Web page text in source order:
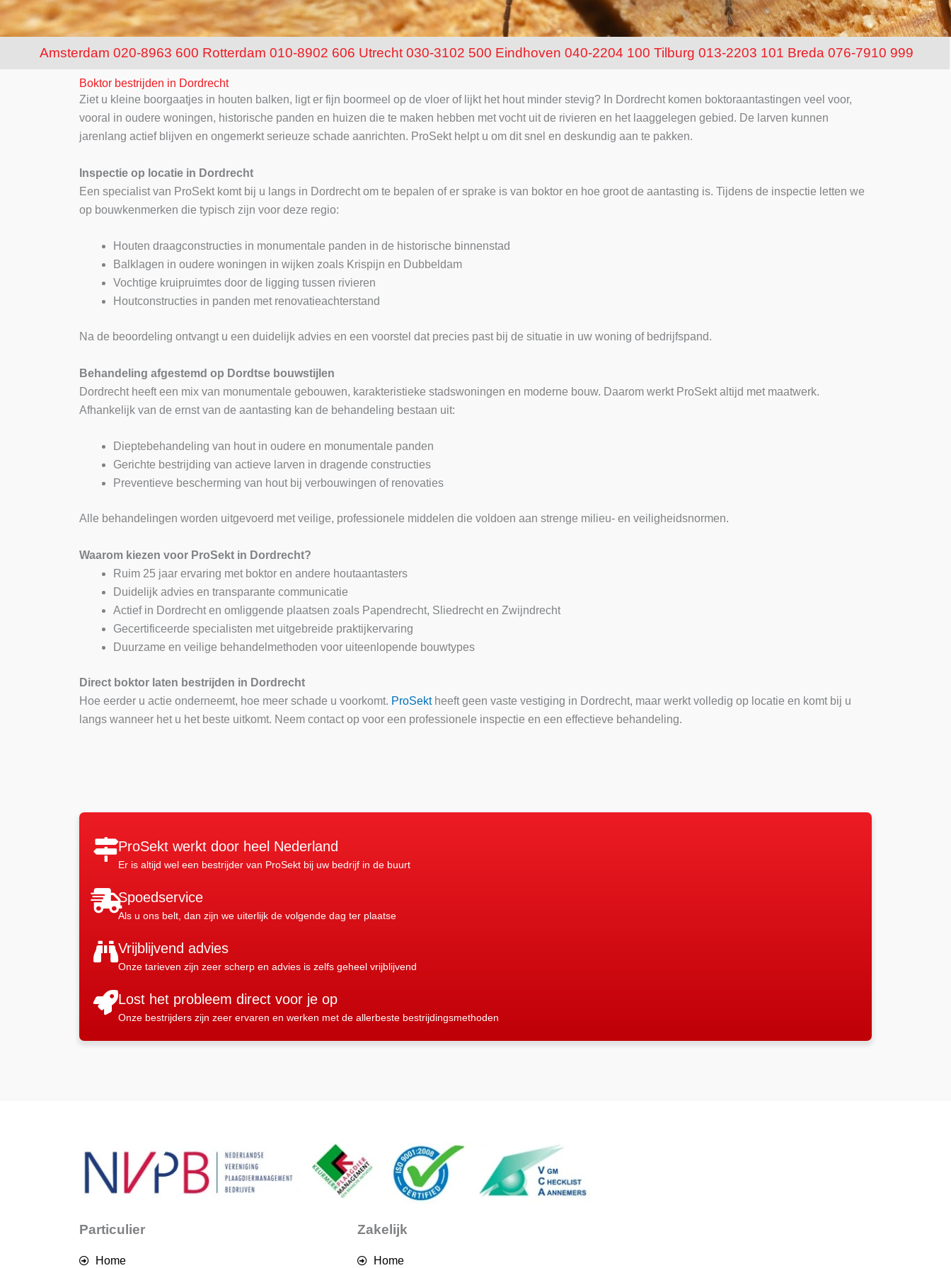
Amsterdam 020-8963 600 Rotterdam 010-8902 606 Utrecht 030-3102 500 Eindhoven 040-2204 100 Tilburg 013-2203 101 Breda 076-7910 999
Boktor bestrijden in Dordrecht
Ziet u kleine boorgaatjes in houten balken, ligt er fijn boormeel op de vloer of lijkt het hout minder stevig? In Dordrecht komen boktoraantastingen veel voor,
vooral in oudere woningen, historische panden en huizen die te maken hebben met vocht uit de rivieren en het laaggelegen gebied. De larven kunnen
jarenlang actief blijven en ongemerkt serieuze schade aanrichten. ProSekt helpt u om dit snel en deskundig aan te pakken.
Inspectie op locatie in Dordrecht
Een specialist van ProSekt komt bij u langs in Dordrecht om te bepalen of er sprake is van boktor en hoe groot de aantasting is. Tijdens de inspectie letten we
op bouwkenmerken die typisch zijn voor deze regio:
Houten draagconstructies in monumentale panden in de historische binnenstad
Balklagen in oudere woningen in wijken zoals Krispijn en Dubbeldam
Vochtige kruipruimtes door de ligging tussen rivieren
Houtconstructies in panden met renovatieachterstand
Na de beoordeling ontvangt u een duidelijk advies en een voorstel dat precies past bij de situatie in uw woning of bedrijfspand.
Behandeling afgestemd op Dordtse bouwstijlen
Dordrecht heeft een mix van monumentale gebouwen, karakteristieke stadswoningen en moderne bouw. Daarom werkt ProSekt altijd met maatwerk.
Afhankelijk van de ernst van de aantasting kan de behandeling bestaan uit:
Dieptebehandeling van hout in oudere en monumentale panden
Gerichte bestrijding van actieve larven in dragende constructies
Preventieve bescherming van hout bij verbouwingen of renovaties
Alle behandelingen worden uitgevoerd met veilige, professionele middelen die voldoen aan strenge milieu- en veiligheidsnormen.
Waarom kiezen voor ProSekt in Dordrecht?
Ruim 25 jaar ervaring met boktor en andere houtaantasters
Duidelijk advies en transparante communicatie
Actief in Dordrecht en omliggende plaatsen zoals Papendrecht, Sliedrecht en Zwijndrecht
Gecertificeerde specialisten met uitgebreide praktijkervaring
Duurzame en veilige behandelmethoden voor uiteenlopende bouwtypes
Direct boktor laten bestrijden in Dordrecht
Hoe eerder u actie onderneemt, hoe meer schade u voorkomt. ProSektheeft geen vaste vestiging in Dordrecht, maar werkt volledig op locatie en komt bij u
langs wanneer het u het beste uitkomt. Neem contact op voor een professionele inspectie en een effectieve behandeling.
ProSekt werkt door heel Nederland
Er is altijd wel een bestrijder van ProSekt bij uw bedrijf in de buurt
Spoedservice
Als u ons belt, dan zijn we uiterlijk de volgende dag ter plaatse
Vrijblijvend advies
Onze tarieven zijn zeer scherp en advies is zelfs geheel vrijblijvend
Lost het probleem direct voor je op
Onze bestrijders zijn zeer ervaren en werken met de allerbeste bestrijdingsmethoden
Particulier
Home
Zakelijk
Home